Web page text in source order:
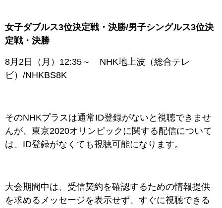
女子ダブルス3位決定戦・決勝/男子シングルス3位決
定戦・決勝
8月2日（月）12:35～ NHK地上波（総合テレ
ビ）/NHKBS8K
そのNHKプラスは通常ID登録がないと視聴できませ
んが、東京2020オリンピックに関する配信について
は、ID登録がなくても視聴可能になります。
大会期間中は、受信契約を確認するための情報提供
を求めるメッセージを表示せず、すぐに視聴できる